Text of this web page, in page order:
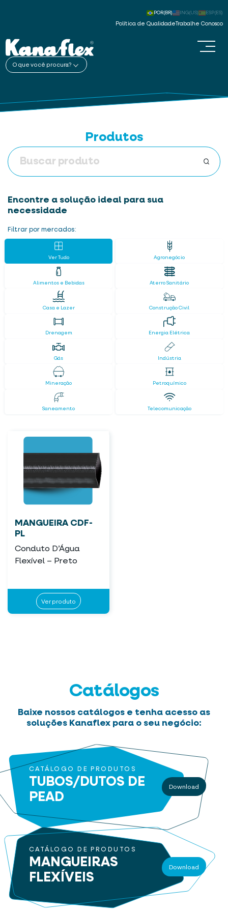
Política de Qualidade Trabalhe Conosco
POR(BR) ING(US) ESP(ES)
O que você procura?
Produtos
Encontre a solução ideal para sua
necessidade
Filtrar por mercados:
Ver Tudo Agronegócio
Alimentos e Bebidas Aterro Sanitário
Casa e Lazer Construção Civil
Drenagem Energia Elétrica
Gás Indústria
Mineração Petroquímico
Saneamento Telecomunicação
MANGUEIRA CDF-
PL
Conduto D’Água
Flexível – Preto
Ver produto
Catálogos
Baixe nossos catálogos e tenha acesso as
soluções Kanaflex para o seu negócio:
CATÁLOGO DE PRODUTOS
TUBOS/DUTOS DE
PEAD
Download
CATÁLOGO DE PRODUTOS
MANGUEIRAS
FLEXÍVEIS
Download